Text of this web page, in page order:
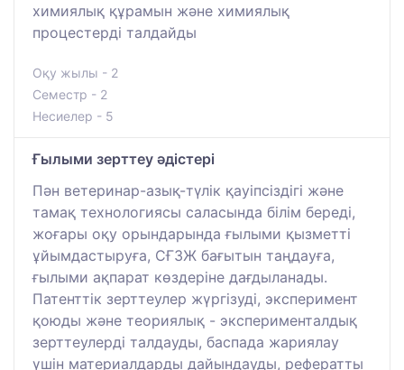
химиялық құрамын және химиялық
процестерді талдайды
Оқу жылы - 2
Семестр - 2
Несиелер - 5
Ғылыми зерттеу әдістері
Пән ветеринар-азық-түлік қауіпсіздігі және
тамақ технологиясы саласында білім береді,
жоғары оқу орындарында ғылыми қызметті
ұйымдастыруға, СҒЗЖ бағытын таңдауға,
ғылыми ақпарат көздеріне дағдыланады.
Патенттік зерттеулер жүргізуді, эксперимент
қоюды және теориялық - эксперименталдық
зерттеулерді талдауды, баспада жариялау
үшін материалдарды дайындауды, рефератты